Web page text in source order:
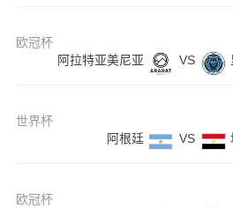
欧冠杯
阿拉特亚美尼亚
VS
世界杯
阿根廷
VS
欧冠杯